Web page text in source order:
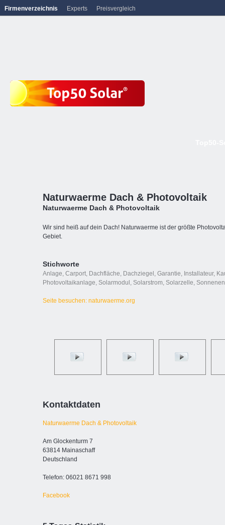
Naturwaerme Dach & Photovoltaik
Naturwaerme Dach & Photovoltaik
Wir sind heiß auf dein Dach! Naturwaerme ist der größte
Gebiet.
Stichworte
Anlage, Carport, Dachfläche, Dachziegel , Garantie, Installateur,
Photovoltaikanlage, Solarmodul , Solarstrom, Solarzelle,
Seite besuchen: naturwaerme.org
Kontaktdaten
Naturwaerme Dach & Photovoltaik
Am Glockenturm 7
63814 Mainaschaff
Deutschland
Telefon: 06021 8671 998
Facebook
Firmenverzeichnis Experts Preisvergleich